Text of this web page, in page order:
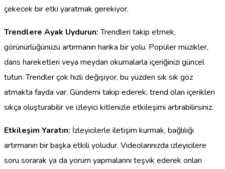
çekecek bir etki yaratmak gerekiyor.
Trendlere Ayak Uydurun:Trendleri takip etmek,
görünürlüğünüzü artırmanın harika bir yolu. Popüler müzikler,
dans hareketleri veya meydan okumalarla içeriğinizi güncel
tutun. Trendler çok hızlı değişiyor, bu yüzden sık sık göz
atmakta fayda var. Gündemi takip ederek, trend olan içerikleri
sıkça oluşturabilir ve izleyici kitlenizle etkileşimi artırabilirsiniz.
Etkileşim Yaratın: İzleyicilerle iletişim kurmak, bağlılığı
artırmanın bir başka etkili yoludur. Videolarınızda izleyicilere
soru sorarak ya da yorum yapmalarını teşvik ederek onları